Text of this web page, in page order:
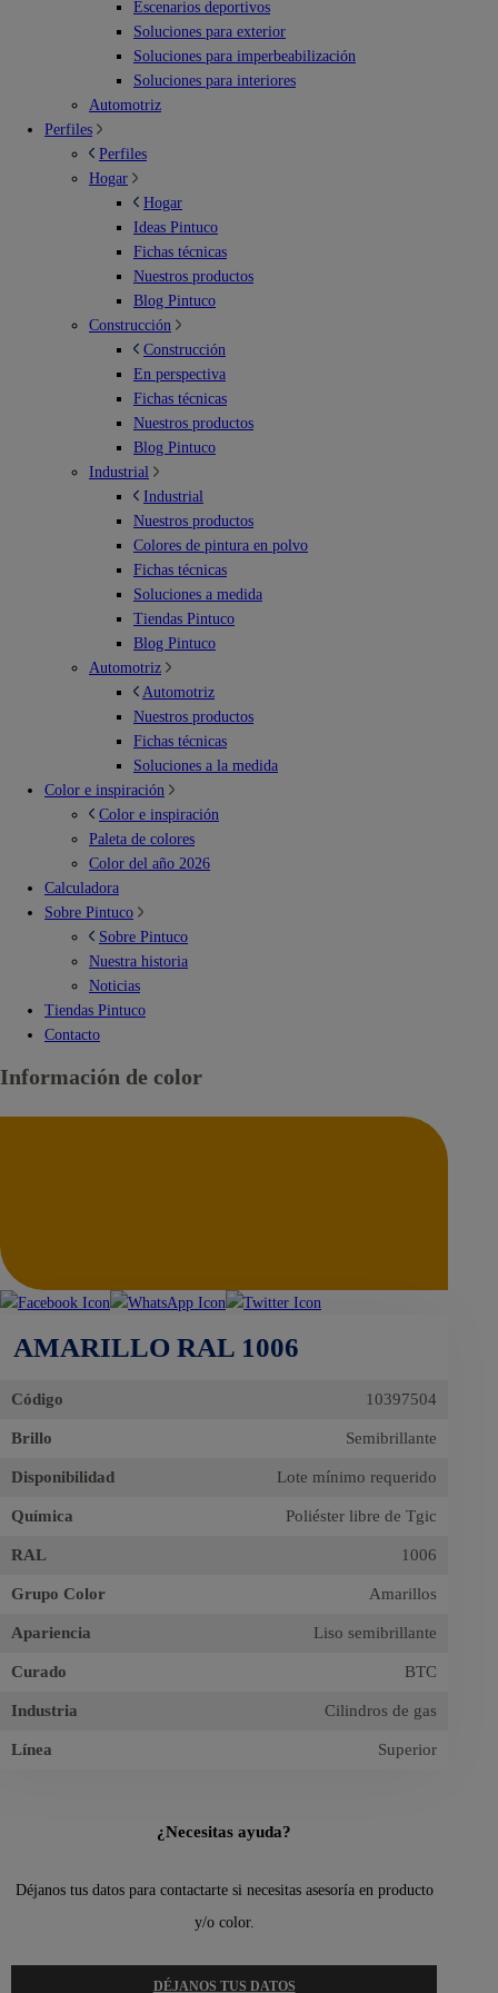
Escenarios deportivos
Soluciones para exterior
Soluciones para imperbeabilización
Soluciones para interiores
Automotriz
Perfiles
Perfiles
Hogar
Hogar
Ideas Pintuco
Fichas técnicas
Nuestros productos
Blog Pintuco
Construcción
Construcción
En perspectiva
Fichas técnicas
Nuestros productos
Blog Pintuco
Industrial
Industrial
Nuestros productos
Colores de pintura en polvo
Fichas técnicas
Soluciones a medida
Tiendas Pintuco
Blog Pintuco
Automotriz
Automotriz
Nuestros productos
Fichas técnicas
Soluciones a la medida
Color e inspiración
Color e inspiración
Paleta de colores
Color del año 2026
Calculadora
Sobre Pintuco
Sobre Pintuco
Nuestra historia
Noticias
Tiendas Pintuco
Contacto
Información de color
AMARILLO RAL 1006
Código 10397504
Brillo Semibrillante
Disponibilidad Lote mínimo requerido
Química Poliéster libre de Tgic
RAL 1006
Grupo Color Amarillos
Apariencia Liso semibrillante
Curado BTC
Industria Cilindros de gas
Línea Superior
¿Necesitas ayuda?
Déjanos tus datos para contactarte si necesitas asesoría en producto
y/o color.
DÉJANOS TUS DATOS